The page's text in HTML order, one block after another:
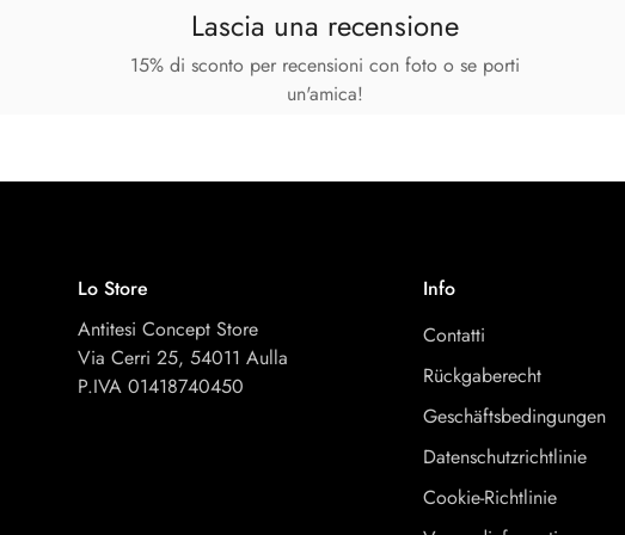
Lascia una recensione
15% di sconto per recensioni con foto o se porti
un'amica!
Lo Store
Antitesi Concept Store
Via Cerri 25, 54011 Aulla
P.IVA 01418740450
Info
Contatti
Rückgaberecht
Geschäftsbedingungen
Datenschutzrichtlinie
Cookie-Richtlinie